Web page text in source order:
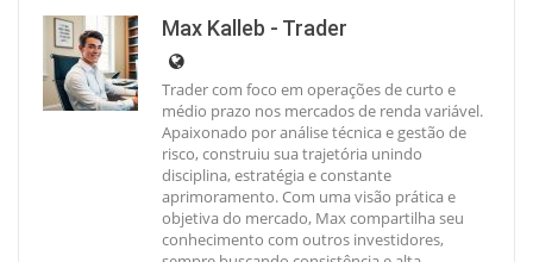
Max Kalleb - Trader
Trader com foco em operações de curto e
médio prazo nos mercados de renda variável.
Apaixonado por análise técnica e gestão de
risco, construiu sua trajetória unindo
disciplina, estratégia e constante
aprimoramento. Com uma visão prática e
objetiva do mercado, Max compartilha seu
conhecimento com outros investidores,